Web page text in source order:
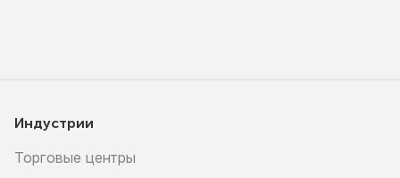
Индустрии
Торговые центры